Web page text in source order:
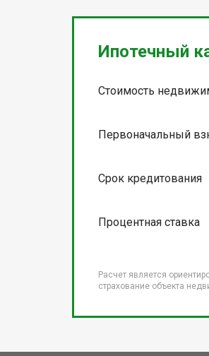
Ипотечный
Стоимость
Первоначальный
Срок кредитования
Процентная ставка
Расчет является
страхование объекта